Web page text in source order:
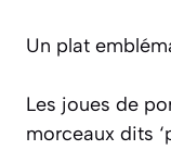
Un plat
Les joues de
morceaux dits